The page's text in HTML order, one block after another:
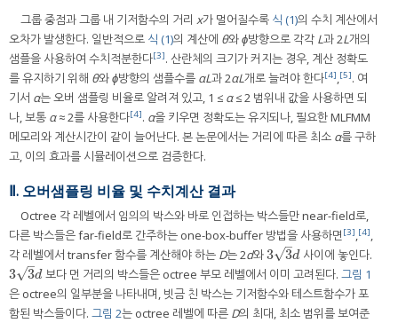
그룹 중점과 그룹 내 기저함수의 거리 x가 멀어질수록 식 (1)의 수치 계산에서
오차가 발생한다. 일반적으로 식 (1)의 계산에 θ와ϕ방향으로 각각 L과 2L개의
샘플을 사용하여 수치적분한다[3]. 산란체의 크기가 커지는 경우, 계산 정확도
를 유지하기 위해 θ와ϕ방향의 샘플수를 αL과 2αL개로 늘려야 한다[4],[5]. 여
기서 α는 오버 샘플링 비율로 알려져 있고, 1 ≤ α≤ 2 범위내 값을 사용하면 되
나, 보통 α≈ 2를 사용한다[4]. α을 키우면 정확도는 유지되나, 필요한 MLFMM
메모리와 계산시간이 같이 늘어난다. 본 논문에서는 거리에 따른 최소 α를 구하
고, 이의 효과를 시뮬레이션으로 검증한다.
Ⅱ. 오버샘플링 비율 및 수치계산 결과
Octree 각 레벨에서 임의의 박스와 바로 인접하는 박스들만 near-field로,
다른 박스들은 far-field로 간주하는 one-box-buffer 방법을 사용하면 [3] [4]
각 레벨에서 transfer 함수를 계산해야 하는 D는 2d와3 3
–
√ d
33d 사이에 놓인다.
3 3
–
√ d
33d 보다 먼 거리의 박스들은 octree 부모 레벨에서 이미 고려된다. 그림 1
은 octree의 일부분을 나타내며, 빗금 친 박스는 기저함수와 테스트함수가 포
함된 박스들이다. 그림 2는 octree 레벨에 따른 D의 최대, 최소 범위를 보여준